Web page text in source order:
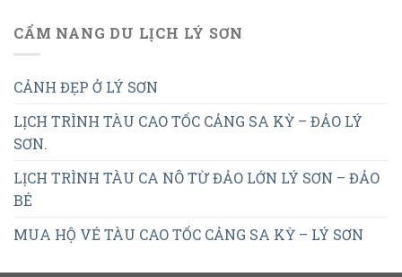
CẨM NANG DU LỊCH LÝ SƠN
CẢNH ĐẸP Ở LÝ SƠN
LỊCH TRÌNH TÀU CAO TỐC CẢNG SA KỲ – ĐẢO LÝ
SƠN.
LỊCH TRÌNH TÀU CA NÔ TỪ ĐẢO LỚN LÝ SƠN – ĐẢO
BÉ
MUA HỘ VÉ TÀU CAO TỐC CẢNG SA KỲ – LÝ SƠN